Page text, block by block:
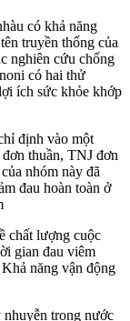
có khả năng
truyền thống của
nghiên cứu chống
có hai thử
ích sức khỏe khớp
định vào một
thuần, TNJ đơn
nhóm này đã
đau hoàn toàn ở
chất lượng cuộc
gian đau viêm
năng vận động
nhuyễn trong nước